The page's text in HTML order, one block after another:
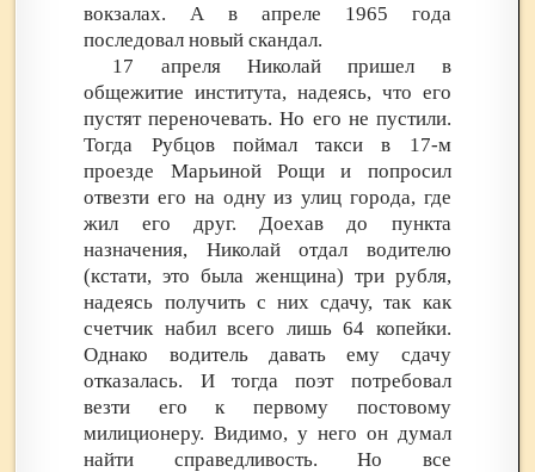
вокзалах. А в апреле 1965 года
последовал новый скандал.
17 апреля Николай пришел в
общежитие института, надеясь, что его
пустят переночевать. Но его не пустили.
Тогда Рубцов поймал такси в 17-м
проезде Марьиной Рощи и попросил
отвезти его на одну из улиц города, где
жил его друг. Доехав до пункта
назначения, Николай отдал водителю
(кстати, это была женщина) три рубля,
надеясь получить с них сдачу, так как
счетчик набил всего лишь 64 копейки.
Однако водитель давать ему сдачу
отказалась. И тогда поэт потребовал
везти его к первому постовому
милиционеру. Видимо, у него он думал
найти справедливость. Но все